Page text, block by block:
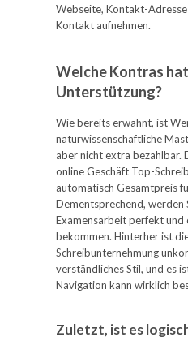
Webseite, Kontakt-
Kontakt aufnehmen.
Welche Kontras
Unterstützung?
Wie bereits erwähnt, ist
naturwissenschaftliche
aber nicht extra bezahlbar.
online Geschäft Top-
automatisch Gesamtpreis
Dementsprechend,
Examensarbeit perfekt und
bekommen. Hinterher ist
Schreibunternehmung
verständliches Stil, und es
Navigation kann wirklich
Zuletzt, ist es